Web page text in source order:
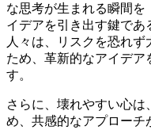
な思考が生まれる瞬間を
イデアを引き出す鍵であ
人々は、リスクを恐れ
ため、革新的なアイデ
す。
さらに、壊れやすい心
め、共感的なアプローチ